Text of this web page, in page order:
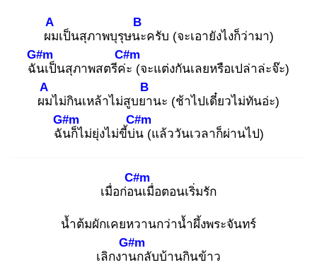
ผม
A
เป็นสุภาพบุรุษนะ
B
ครับ (จะเอายังไงก็ว่ามา)
ฉัน
G#m
เป็นสุภาพสตรีค่ะ
C#m
(จะแต่งกันเลยหรือเปล่าล่ะจ๊ะ)
ผม
A
ไม่กินเหล้าไม่สูบยา
B
นะ (ช้าไปเดี๋ยวไม่ทันอ่ะ)
ฉัน
G#m
ก็ไม่ยุ่งไม่ขี้บ่น
C#m
(แล้ววันเวลาก็ผ่านไป)
เมื่อก่อน
C#m
เมื่อตอนเริ่มรัก
น้ำต้มผักเคยหวานกว่าน้ำผึ้งพระจันทร์
เลิกงาน
G#m
กลับบ้านกินข้าว